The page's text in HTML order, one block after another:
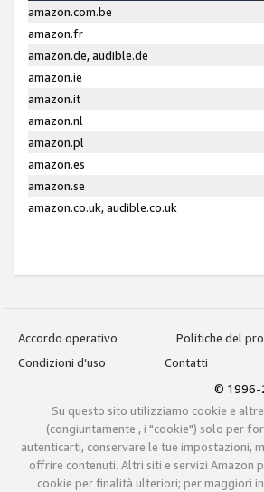
amazon.com.be
amazon.fr
amazon.de, audible.de
amazon.ie
amazon.it
amazon.nl
amazon.pl
amazon.es
amazon.se
amazon.co.uk, audible.co.uk
Accordo operativo
Politiche del
Condizioni d’uso
Contatti
© 1996-
Su questo sito utilizziamo cookie e
(congiuntamente , i "cookie") solo per
autenticarti, conservare le tue impostazioni,
offrire contenuti. Altri siti e servizi Amazon
cookie per finalità ulteriori; per maggiori